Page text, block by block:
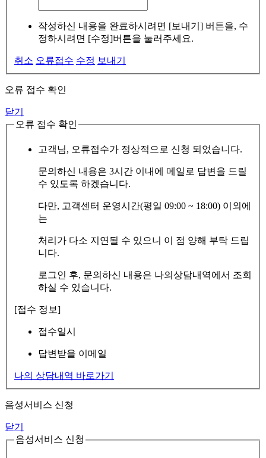
작성하신 내용을 완료하시려면 [보내기] 버튼을, 수
정하시려면 [수정]버튼을 눌러주세요.
취소 오류접수 수정 보내기
오류 접수 확인
닫기
오류 접수 확인
고객님, 오류접수가 정상적으로 신청 되었습니다.
문의하신 내용은 3시간 이내에 메일로 답변을 드릴
수 있도록 하겠습니다.
다만, 고객센터 운영시간(평일 09:00 ~ 18:00) 이외에
는
처리가 다소 지연될 수 있으니 이 점 양해 부탁 드립
니다.
로그인 후, 문의하신 내용은 나의상담내역에서 조회
하실 수 있습니다.
[접수 정보]
접수일시
답변받을 이메일
나의 상담내역 바로가기
음성서비스 신청
닫기
음성서비스 신청